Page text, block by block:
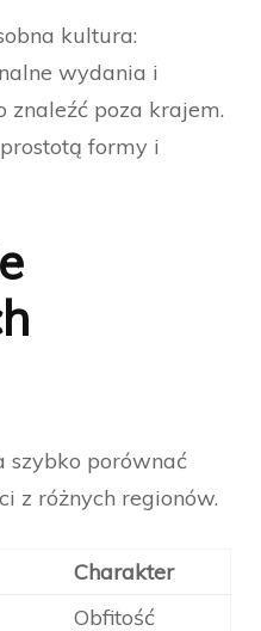
kultura:
wydania i
znaleźć poza krajem.
formy i
szybko porównać
z różnych regionów.
Charakter
Obfitość